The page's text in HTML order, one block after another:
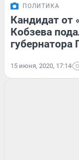
ПОЛИТИКА
Кандидат от
Кобзева
губернатора
15 июня, 2020, 17:14